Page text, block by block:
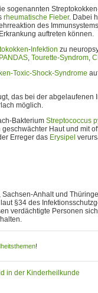
sogenannten
rheumatische Fieber. Dabei
des
auftreten können.
- Infektion zu
PANDAS, Tourette-Syndrom,
Toxic-Shock-Syndrome
das bei der abgelaufenen
möglich.
Bakterium Streptococcus
Haut und mit
Erreger das Erysipel
Anhalt und
§34 des
verdächtigte Personen
!
in der Kinderheilkunde